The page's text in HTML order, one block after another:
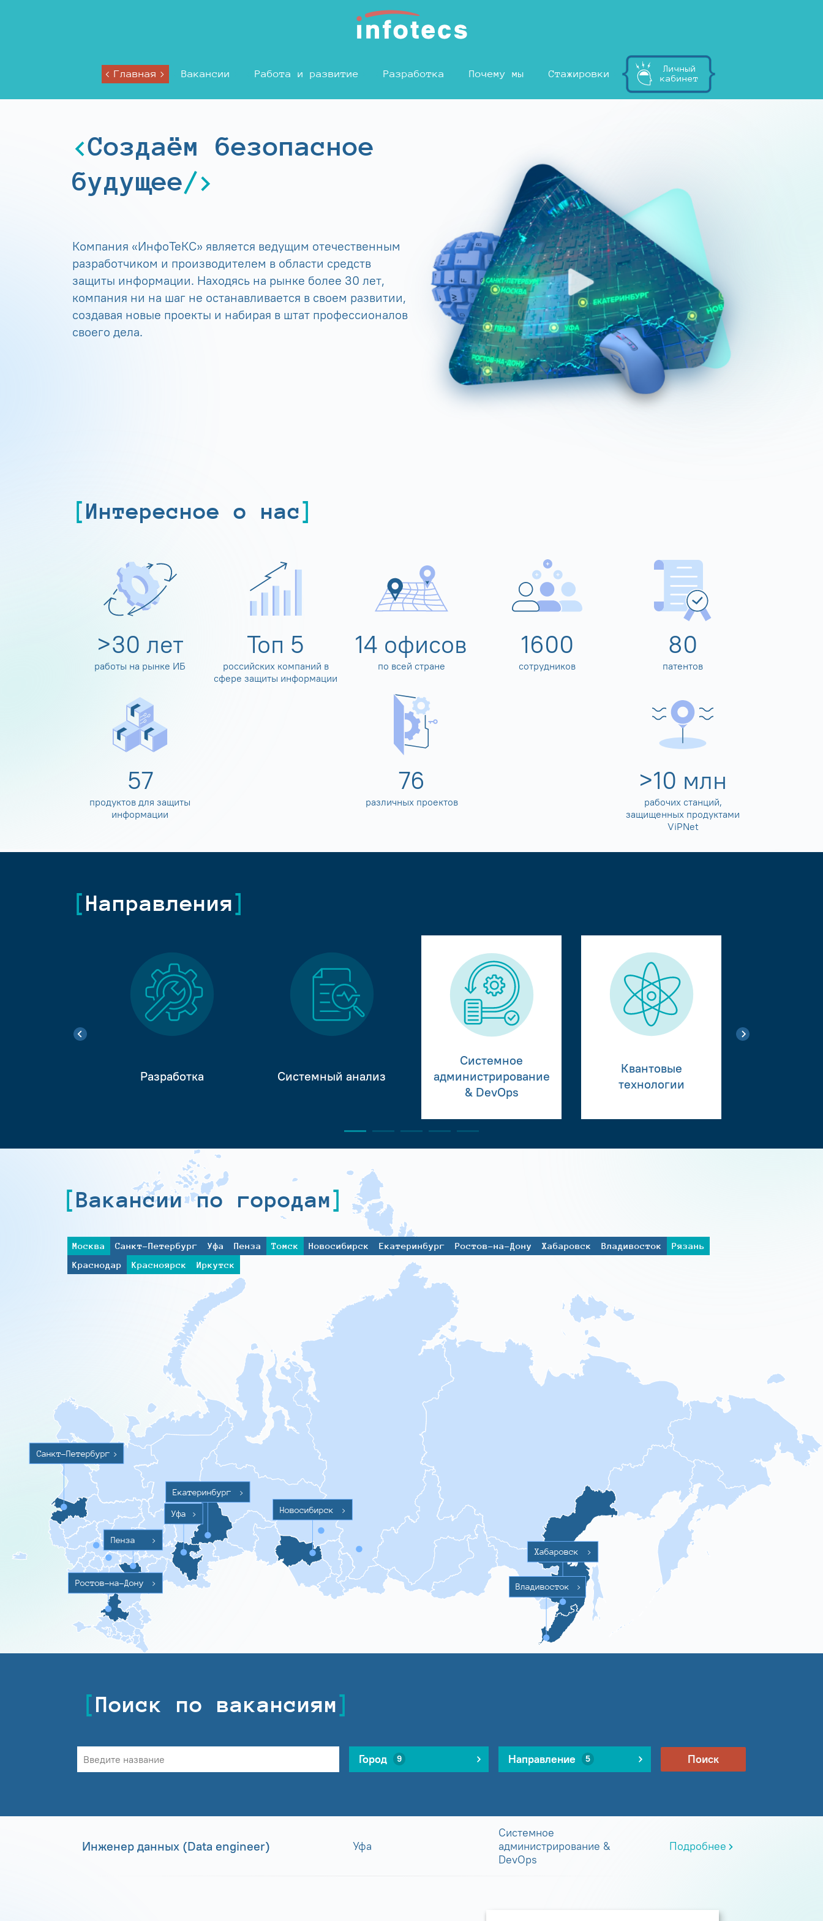
Главная Вакансии Работа и развитие Разработка Почему мы Стажировки
Личный
кабинет
Создаём безопасное
будущее
Компания «ИнфоТеКС» является ведущим отечественным
разработчиком и производителем в области средств
защиты информации. Находясь на рынке более 30 лет,
компания ни на шаг не останавливается в своем развитии,
создавая новые проекты и набирая в штат профессионалов
своего дела.
Интересное о нас
>30 лет
работы на рынке ИБ
Топ 5
российских компаний в
сфере защиты информации
14 офисов
по всей стране
1600
сотрудников
80
патентов
60
продуктов для защиты
информации
80
различных проектов
>10 млн
рабочих станций,
защищенных продуктами
ViPNet
Направления
Разработка Системный анализ
Системное
администрирование
& DevOps
Квантовые
технологии
Вакансии по городам
Москва Санкт-Петербург Уфа Пенза Томск Новосибирск Екатеринбург Ростов-на-Дону Хабаровск Владивосток
Рязань
Краснодар
Красноярск Иркутск
Санкт-Петербург >
Ростов-на-Дону >
Пенза >
Уфа >
Екатеринбург
>
Новосибирск
>
Хабаровск >
Владивосток >
Поиск по вакансиям
Город 9 Направление 5 Поиск
Инженер данных (Data engineer) Уфа
Системное
администрирование &
DevOps
Подробнее